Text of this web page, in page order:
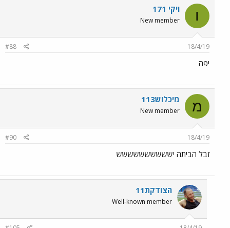
ו ויקי 171
New member
18/4/19
#88
יפה
מ מיכלוש113
New member
18/4/19
#90
זבל הביתה ישששששששששש
הצודקת11
Well-known member